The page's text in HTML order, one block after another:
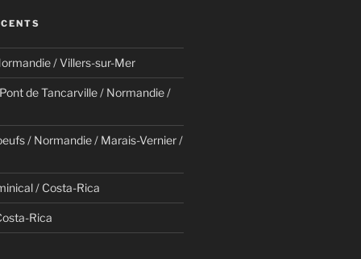
/ Villers-sur-Mer
de Tancarville / Normandie /
/ Normandie / Marais-Vernier /
/ Costa-Rica
Rica